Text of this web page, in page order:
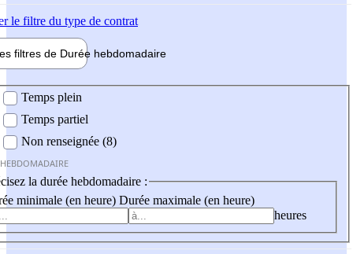
le filtre du type de contrat
filtres de Durée hebdomadaire
Temps plein
Temps partiel
Non renseignée (8)
la durée hebdomadaire :
minimale (en heure) Durée maximale (en heure)
heures